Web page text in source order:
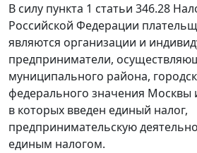
В силу пункта 1 статьи 346.28
Российской Федерации
являются организации и
предприниматели,
муниципального района,
федерального значения Москвы
в которых введен единый налог,
предпринимательскую
единым налогом.